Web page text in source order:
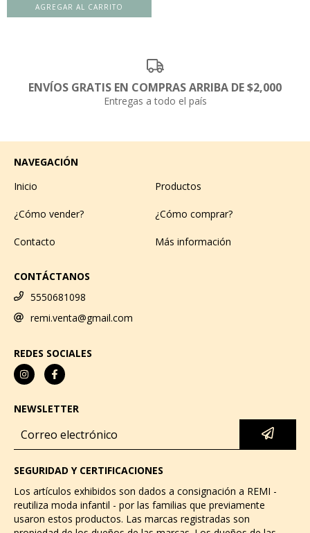
ENVÍOS GRATIS EN COMPRAS ARRIBA DE $2,000
Entregas a todo el país
NAVEGACIÓN
Inicio
Productos
¿Cómo vender? ¿Cómo comprar?
Contacto Más información
CONTÁCTANOS
5550681098
remi.venta@gmail.com
REDES SOCIALES
NEWSLETTER
SEGURIDAD Y CERTIFICACIONES
Los artículos exhibidos son dados a consignación a REMI -
reutiliza moda infantil - por las familias que previamente
usaron estos productos. Las marcas registradas son